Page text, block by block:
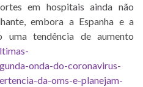
em hospitais ainda não
embora a Espanha e a
uma tendência de aumento
onda-do-coronavirus-
da-oms-e-planejam-